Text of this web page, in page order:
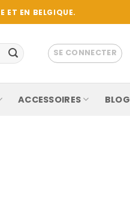
ET EN BELGIQUE.
SE CONNECTER
ACCESSOIRES BLOG